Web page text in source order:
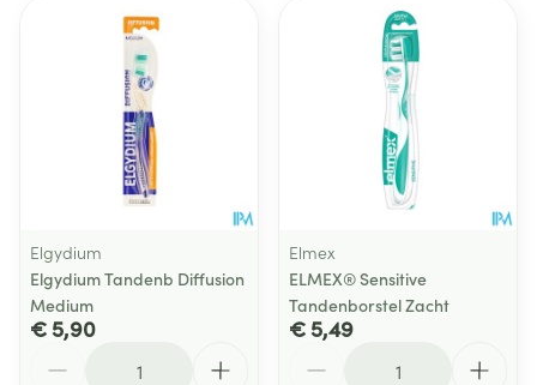
Elgydium
Elgydium Tandenb Diffusion
Medium
€ 5,90
Elmex
ELMEX® Sensitive
Tandenborstel Zacht
€ 5,49